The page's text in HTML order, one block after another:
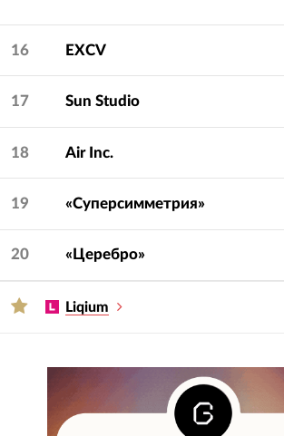
16 EXCV
17 Sun Studio
18 Air Inc.
19 «Суперсимметрия»
20 «Церебро»
Liqium